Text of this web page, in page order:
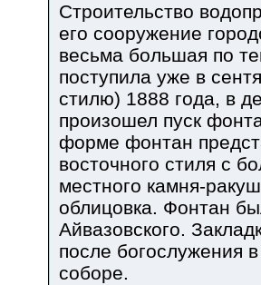
Строительство
его сооружение
весьма большая по
поступила уже в
стилю) 1888 года, в
произошел пуск
форме фонтан
восточного стиля с
местного камня-
облицовка. Фонтан
Айвазовского.
после богослужения
соборе.